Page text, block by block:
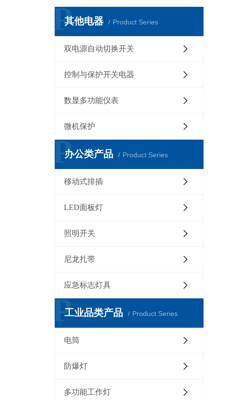
其他电器 Product Series
P
双电源自动切换开关
控制与保护开关电器
数显多功能仪表
微机保护
办公类产品 Product Series
P
移动式排插
LED面板灯
照明开关
尼龙扎带
应急标志灯具
工业品类产品 Product Series
P
电筒
防爆灯
多功能工作灯